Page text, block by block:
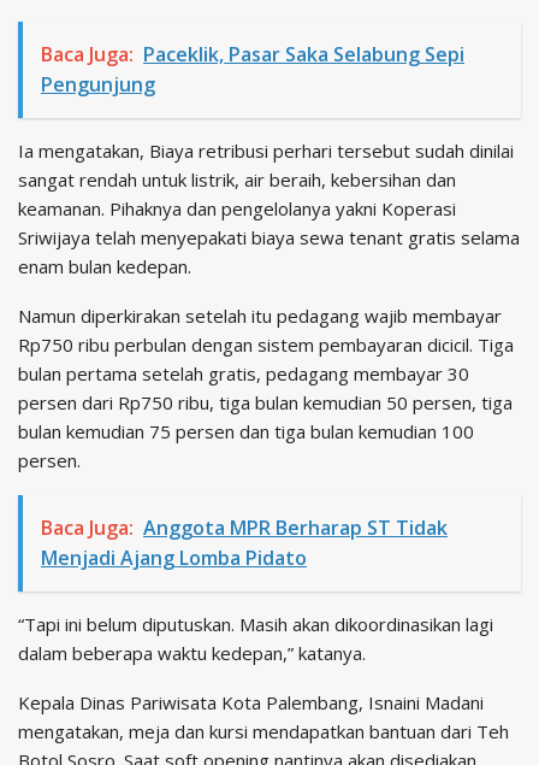
Baca Juga: Paceklik, Pasar Saka Selabung Sepi
Pengunjung
Ia mengatakan, Biaya retribusi perhari tersebut sudah dinilai
sangat rendah untuk listrik, air beraih, kebersihan dan
keamanan. Pihaknya dan pengelolanya yakni Koperasi
Sriwijaya telah menyepakati biaya sewa tenant gratis selama
enam bulan kedepan.
Namun diperkirakan setelah itu pedagang wajib membayar
Rp750 ribu perbulan dengan sistem pembayaran dicicil. Tiga
bulan pertama setelah gratis, pedagang membayar 30
persen dari Rp750 ribu, tiga bulan kemudian 50 persen, tiga
bulan kemudian 75 persen dan tiga bulan kemudian 100
persen.
Baca Juga: Anggota MPR Berharap ST Tidak
Menjadi Ajang Lomba Pidato
“Tapi ini belum diputuskan. Masih akan dikoordinasikan lagi
dalam beberapa waktu kedepan,” katanya.
Kepala Dinas Pariwisata Kota Palembang, Isnaini Madani
mengatakan, meja dan kursi mendapatkan bantuan dari Teh
Botol Sosro. Saat soft opening nantinya akan disediakan